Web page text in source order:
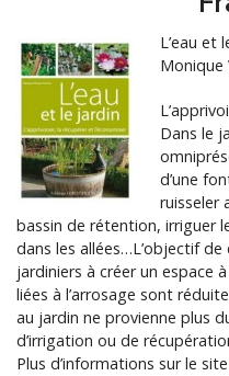
L’eau et
Monique
Dans le
d’une
ruisseler
bassin de rétention, irriguer
dans les allées…L’objectif de
jardiniers à créer un espace
liées à l’arrosage sont
au jardin ne provienne plus
d’irrigation ou de
Plus d’informations sur le